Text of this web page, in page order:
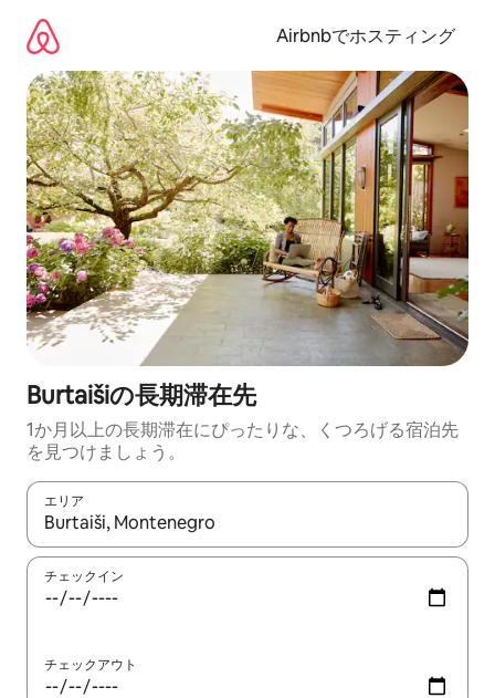
Airbnbでホスティング
Burtaišiの長期滞在先
1か月以上の長期滞在にぴったりな、くつろげる宿泊先
を見つけましょう。
エリア
検索結果が表示されたら、上下の矢印キーを使って移動するか
チェックイン
チェックアウト